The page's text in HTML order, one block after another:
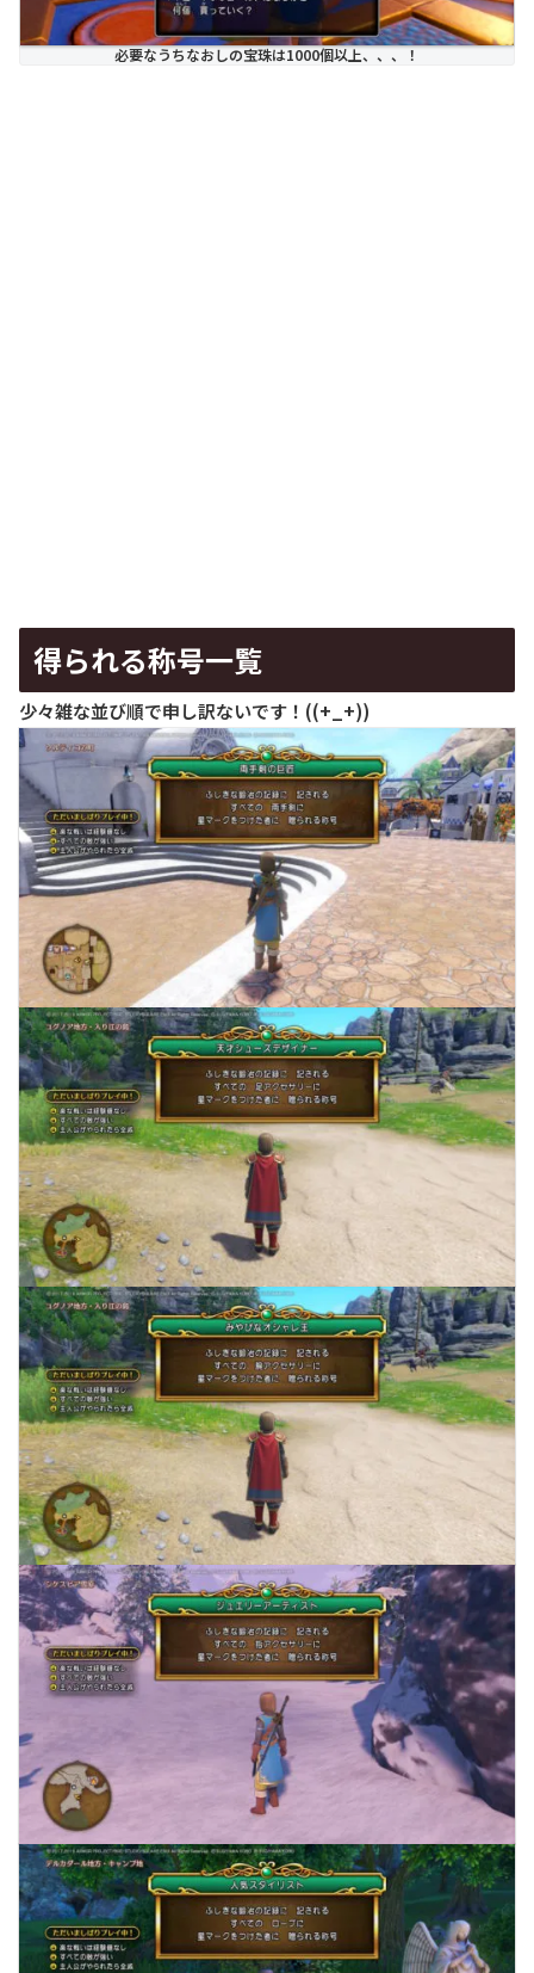
必要なうちなおしの宝珠は1000個以上、、、！
得られる称号一覧
少々雑な並び順で申し訳ないです！((+_+))